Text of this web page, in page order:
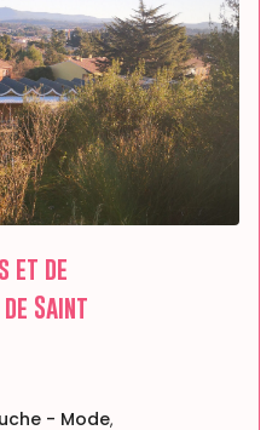
et de
Saint
- Mode,